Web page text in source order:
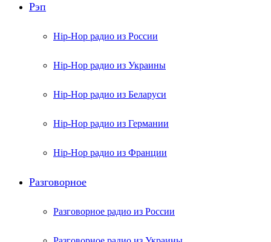
Рэп
Hip-Hop радио из России
Hip-Hop радио из Украины
Hip-Hop радио из Беларуси
Hip-Hop радио из Германии
Hip-Hop радио из Франции
Разговорное
Разговорное радио из России